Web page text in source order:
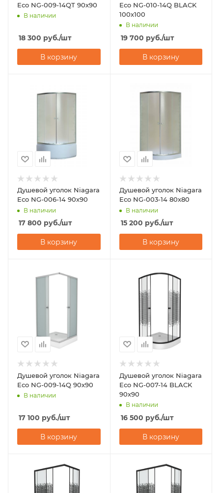
Eco NG-009-14QT 90х90
В наличии
18 300 руб./шт
В корзину
Eco NG-010-14Q BLACK
100х100
В наличии
19 700 руб./шт
В корзину
Душевой уголок Niagara
Eco NG-006-14 90х90
В наличии
17 800 руб./шт
В корзину
Душевой уголок Niagara
Eco NG-003-14 80х80
В наличии
15 200 руб./шт
В корзину
Душевой уголок Niagara
Eco NG-009-14Q 90х90
В наличии
17 100 руб./шт
В корзину
Душевой уголок Niagara
Eco NG-007-14 BLACK
90х90
В наличии
16 500 руб./шт
В корзину